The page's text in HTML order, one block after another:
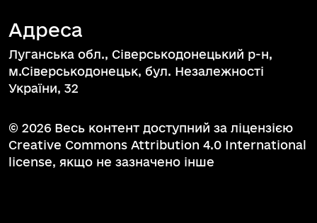
Адреса
Луганська обл., Сіверськодонецький р-н,
м.Сіверськодонецьк, бул. Незалежності
України, 32
© 2026 Весь контент доступний за ліцензією
Creative Commons Attribution 4.0 International
license, якщо не зазначено інше